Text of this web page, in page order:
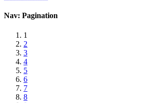
Nav: Pagination
1
2
3
4
5
6
7
8